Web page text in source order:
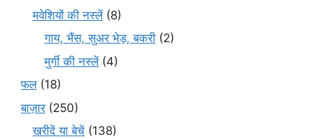
मवेशियों की नस्लें(8)
गाय, भैंस, सुअर भेड़, बकरी (2)
मुर्गी की नस्लें(4)
फल(18)
बाज़ार(250)
खरीदें या बेचें (138)